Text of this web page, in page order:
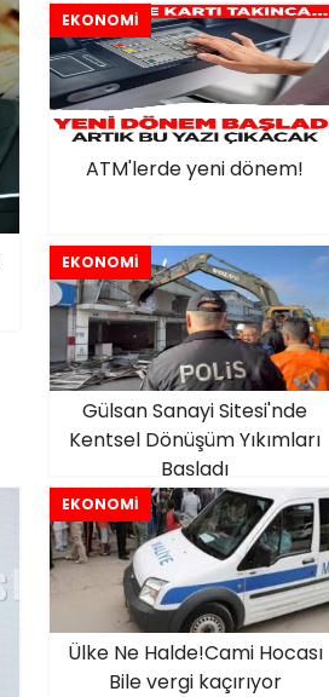
EKONOMİ
ATM'lerde yeni dönem!
EKONOMİ
Gülsan Sanayi Sitesi'nde
Kentsel Dönüşüm Yıkımları
Başladı
EKONOMİ
Ülke Ne Halde!Cami Hocası
Bile vergi kaçırıyor